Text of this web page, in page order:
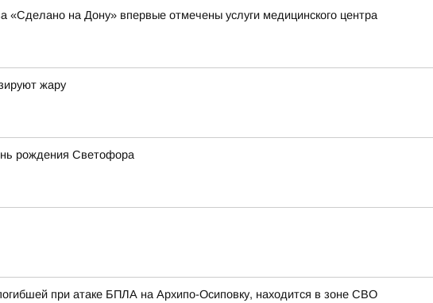
«Сделано на Дону» впервые отмечены услуги медицинского центра
жару
рождения Светофора
при атаке БПЛА на Архипо-Осиповку, находится в зоне СВО